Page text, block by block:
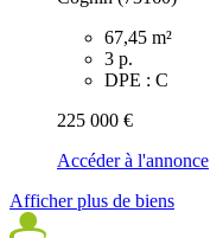
67,45 m²
3 p.
DPE : C
225 000 €
Accéder à l'annonce
Afficher plus de biens